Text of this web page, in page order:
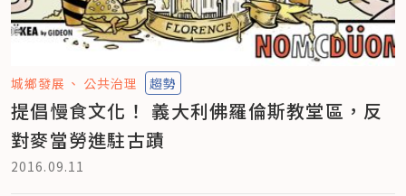
城鄉發展 公共治理 趨勢
提倡慢食文化！ 義大利佛羅倫斯教堂區，反
對麥當勞進駐古蹟
2016.09.11